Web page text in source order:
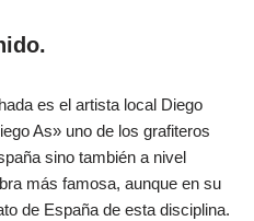
es el artista local Diego
As» uno de los grafiteros
sino también a nivel
más famosa, aunque en su
de España de esta disciplina.